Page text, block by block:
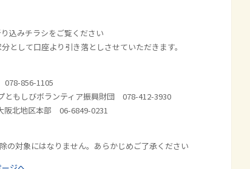
込みチラシをご覧ください
して口座より引き落としさせていただきます。
078-856-1105
ともしびボランティア振興財団 078-412-3930
阪北地区本部 06-6849-0231
対象にはなりません。あらかじめご了承ください